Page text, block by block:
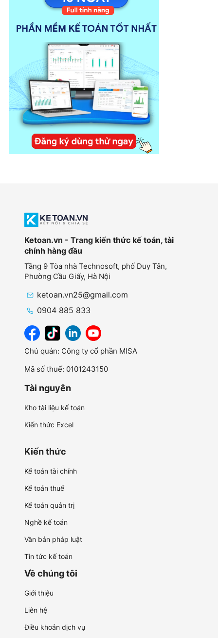
Ketoan.vn - Trang kiến thức kế toán, tài
chính hàng đầu
Tầng 9 Tòa nhà Technosoft, phố Duy Tân,
Phường Cầu Giấy, Hà Nội
ketoan.vn25@gmail.com
0904 885 833
Chủ quản: Công ty cổ phần MISA
Mã số thuế: 0101243150
Tài nguyên
Kho tài liệu kế toán
Kiến thức Excel
Kiến thức
Kế toán tài chính
Kế toán thuế
Kế toán quản trị
Nghề kế toán
Văn bản pháp luật
Tin tức kế toán
Về chúng tôi
Giới thiệu
Liên hệ
Điều khoản dịch vụ